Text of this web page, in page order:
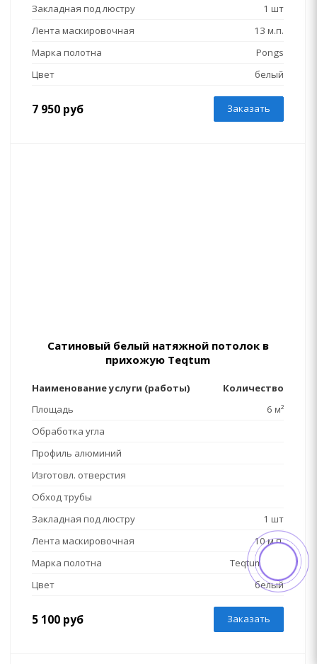
Закладная под люстру
1 шт
Лента маскировочная
13 м.п.
Марка полотна
Pongs
Цвет
белый
7 950 руб Заказать
Сатиновый белый натяжной потолок в
прихожую Teqtum
Наименование услуги (работы)
Количество
Площадь
6 м²
Обработка угла
Профиль алюминий
Изготовл. отверстия
Обход трубы
Закладная под люстру
1 шт
Лента маскировочная
10 м.п.
Марка полотна
Teqtum KM2
Цвет
белый
5 100 руб Заказать